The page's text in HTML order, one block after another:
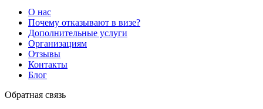
О нас
Почему отказывают в визе?
Дополнительные услуги
Организациям
Отзывы
Контакты
Блог
Обратная связь